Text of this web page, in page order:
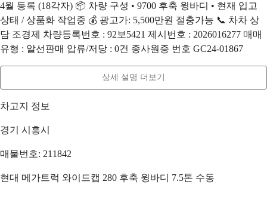
4월 등록 (18각자) 📦 차량 구성 • 9700 후축 윙바디 • 현재 입고
상태 / 상품화 작업중 💰 광고가: 5,500만원 절충가능 📞 차차 상
담 조경제 차량등록번호 : 92보5421 제시번호 : 2026016277 매매
유형 : 알선판매 압류/저당 : 0건 종사원증 번호 GC24-01867
상세 설명 더보기
차고지 정보
경기 시흥시
매물번호: 211842
현대 메가트럭 와이드캡 280 후축 윙바디 7.5톤 수동